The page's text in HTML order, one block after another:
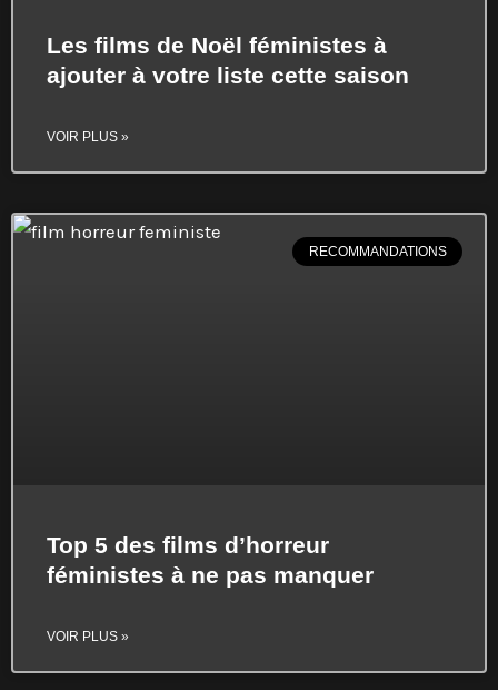
Les films de Noël féministes à
ajouter à votre liste cette saison
VOIR PLUS »
RECOMMANDATIONS
Top 5 des films d’horreur
féministes à ne pas manquer
VOIR PLUS »